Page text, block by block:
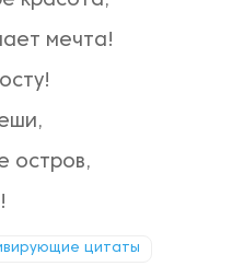
мечта!
остров,
цитаты